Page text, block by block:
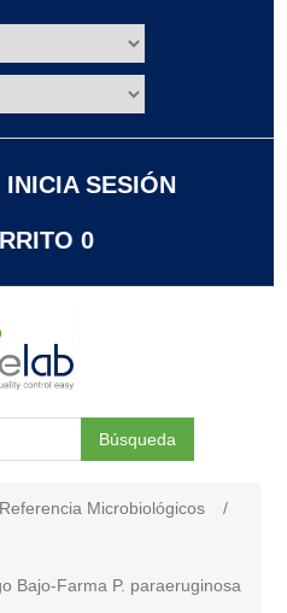
INICIA SESIÓN
0
Búsqueda
Microbiológicos
/
Bajo-Farma P. paraeruginosa